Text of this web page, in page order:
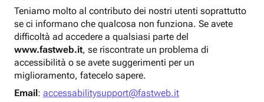
Teniamo molto al contributo dei nostri utenti soprattutto
se ci informano che qualcosa non funziona. Se avete
difficoltà ad accedere a qualsiasi parte del
www.fastweb.it, se riscontrate un problema di
accessibilità o se avete suggerimenti per un
miglioramento, fatecelo sapere.
Email: accessabilitysupport@fastweb.it